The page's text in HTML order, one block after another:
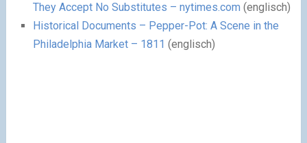
They Accept No Substitutes – nytimes.com (englisch)
Historical Documents – Pepper-Pot: A Scene in the
Philadelphia Market – 1811 (englisch)